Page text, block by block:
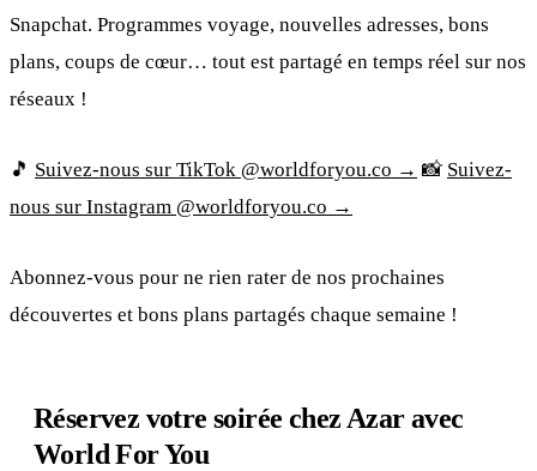
Snapchat. Programmes voyage, nouvelles adresses, bons
plans, coups de cœur… tout est partagé en temps réel sur nos
réseaux !
🎵 Suivez-nous sur TikTok @worldforyou.co → 📸 Suivez-
nous sur Instagram @worldforyou.co →
Abonnez-vous pour ne rien rater de nos prochaines
découvertes et bons plans partagés chaque semaine !
Réservez votre soirée chez Azar avec
World For You